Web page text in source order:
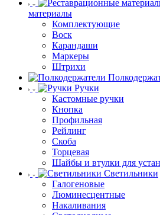
материалы
Комплектующие
Воск
Карандаши
Маркеры
Штрихи
Ручки
Кастомные ручки
Кнопка
Профильная
Рейлинг
Скоба
Торцевая
Шайбы и втулки для
Светильники
Галогеновые
Люминесцентные
Накаливания